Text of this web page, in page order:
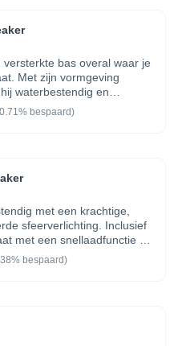
bas overal waar je
Met zijn vormgeving
waterbestendig en
de botsingen en krassen
kunt uitmuntend geluid met
bespaard)
met een krachtige,
sfeerverlichting. Inclusief
met een snellaadfunctie en
aan te sluiten en gebruik
bespaard)